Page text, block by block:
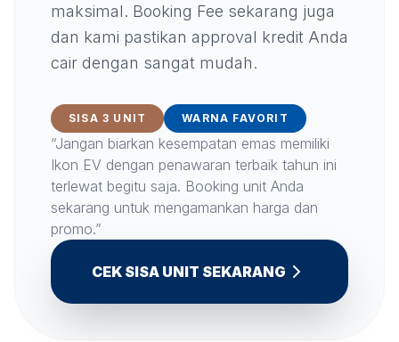
maksimal. Booking Fee sekarang juga
dan kami pastikan approval kredit Anda
cair dengan sangat mudah.
SISA 3 UNIT WARNA FAVORIT
“Jangan biarkan kesempatan emas memiliki
Ikon EV dengan penawaran terbaik tahun ini
terlewat begitu saja. Booking unit Anda
sekarang untuk mengamankan harga dan
promo.”
CEK SISA UNIT SEKARANG